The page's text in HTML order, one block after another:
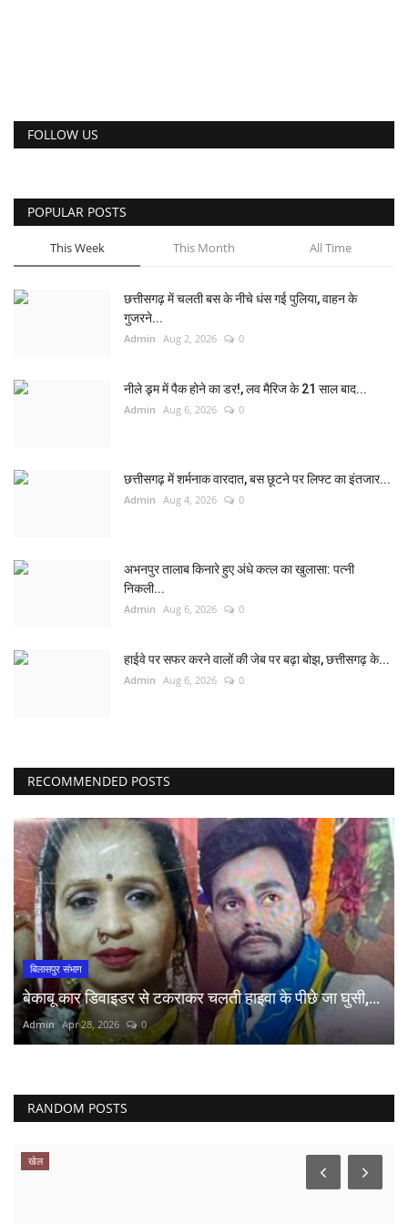
FOLLOW US
POPULAR POSTS
This Week This Month All Time
छत्तीसगढ़ में चलती बस के नीचे धंस गई पुलिया, वाहन के
गुजरने...
Admin Aug 2, 2026 0
नीले ड्र्म में पैक होने का डर!, लव मैरिज के 21 साल बाद...
Admin Aug 6, 2026 0
छत्तीसगढ़ में शर्मनाक वारदात, बस छूटने पर लिफ्ट का इंतजार...
Admin Aug 4, 2026 0
अभनपुर तालाब किनारे हुए अंधे कत्ल का खुलासा: पत्नी
निकली...
Admin Aug 6, 2026 0
हाईवे पर सफर करने वालों की जेब पर बढ़ा बोझ, छत्तीसगढ़ के...
Admin Aug 6, 2026 0
RECOMMENDED POSTS
बिलासपुर संभाग
बेकाबू कार डिवाइडर से टकराकर चलती हाइवा के पीछे जा घुसी,...
Admin Apr 28, 2026 0
RANDOM POSTS
व्यापार